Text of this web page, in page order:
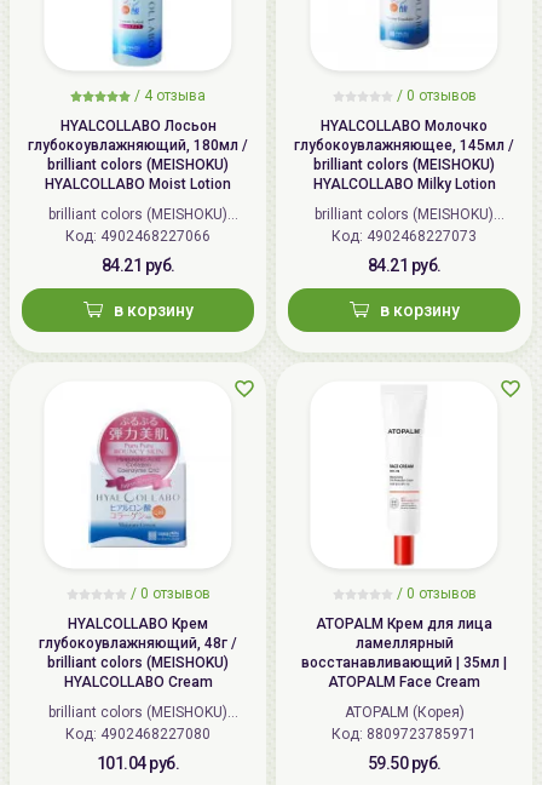
/ 4 отзыва
HYALCOLLABO Лосьон
глубокоувлажняющий, 180мл /
brilliant colors (MEISHOKU)
HYALCOLLABO Moist Lotion
brilliant colors (MEISHOKU)
(Япония)
Код: 4902468227066
84.21 руб.
в корзину
/ 0 отзывов
HYALCOLLABO Молочко
глубокоувлажняющее, 145мл /
brilliant colors (MEISHOKU)
HYALCOLLABO Milky Lotion
brilliant colors (MEISHOKU)
(Япония)
Код: 4902468227073
84.21 руб.
в корзину
/ 0 отзывов
HYALCOLLABO Крем
глубокоувлажняющий, 48г /
brilliant colors (MEISHOKU)
HYALCOLLABO Cream
brilliant colors (MEISHOKU)
(Япония)
Код: 4902468227080
101.04 руб.
/ 0 отзывов
ATOPALM Крем для лица
ламеллярный
восстанавливающий | 35мл |
ATOPALM Face Cream
ATOPALM (Корея)
Код: 8809723785971
59.50 руб.